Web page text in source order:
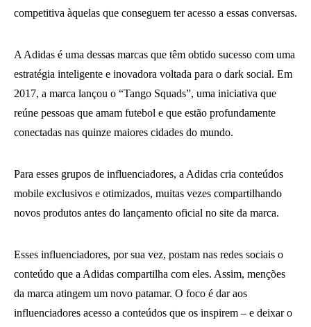
competitiva àquelas que conseguem ter acesso a essas conversas.
A Adidas é uma dessas marcas que têm obtido sucesso com uma
estratégia inteligente e inovadora voltada para o dark social. Em
2017, a marca lançou o “Tango Squads”, uma iniciativa que
reúne pessoas que amam futebol e que estão profundamente
conectadas nas quinze maiores cidades do mundo.
Para esses grupos de influenciadores, a Adidas cria conteúdos
mobile exclusivos e otimizados, muitas vezes compartilhando
novos produtos antes do lançamento oficial no site da marca.
Esses influenciadores, por sua vez, postam nas redes sociais o
conteúdo que a Adidas compartilha com eles. Assim, menções
da marca atingem um novo patamar. O foco é dar aos
influenciadores acesso a conteúdos que os inspirem – e deixar o